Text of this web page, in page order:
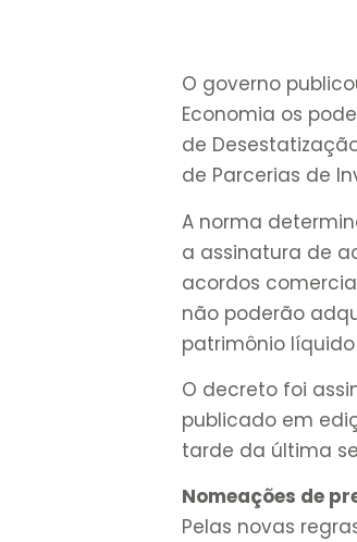
O governo
Economia os
de
de Parcerias de
A norma
a assinatura de
acordos
não poderão
patrimônio
O decreto foi
publicado em
tarde da última
Nomeações de
Pelas novas